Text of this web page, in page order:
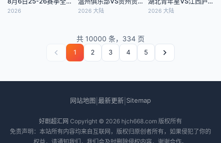
2026 2026 大陆 2026 大陆
共 10000 条，334 页
1 2 3 4 5
网站地图 最新更新 Sitemap
好剧超汇网 Copyright © 2026 hjch668.com 版权所有
免责声明：本站所有内容均来自互联网，版权归原创者所有，如果侵犯了你的